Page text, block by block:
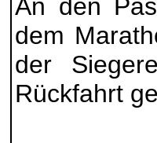
An den
dem
der
Rückfahrt